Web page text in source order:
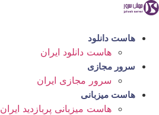
پرش
محتوا
هاست دانلود
هاست دانلود ایران
سرور مجازی
سرور مجازی ایران
هاست میزبانی
هاست میزبانی پربازدید ایران